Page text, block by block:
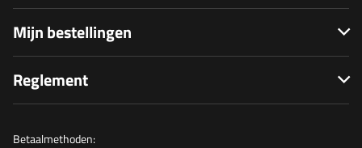
Mijn bestellingen
Reglement
Betaalmethoden: